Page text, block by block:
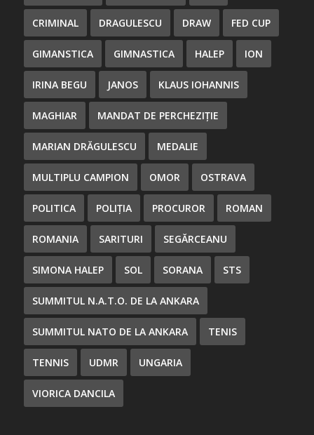
CRIMINAL DRAGULESCU DRAW FED CUP
GIMANSTICA GIMNASTICA HALEP ION
IRINA BEGU JANOS KLAUS IOHANNIS
MAGHIAR MANDAT DE PERCHEZIȚIE
MARIAN DRĂGULESCU MEDALIE
MULTIPLU CAMPION OMOR OSTRAVA
POLITICA POLIȚIA PROCUROR ROMAN
ROMANIA SARITURI SEGĂRCEANU
SIMONA HALEP SOL SORANA STS
SUMMITUL N.A.T.O. DE LA ANKARA
SUMMITUL NATO DE LA ANKARA TENIS
TENNIS UDMR UNGARIA
VIORICA DANCILA